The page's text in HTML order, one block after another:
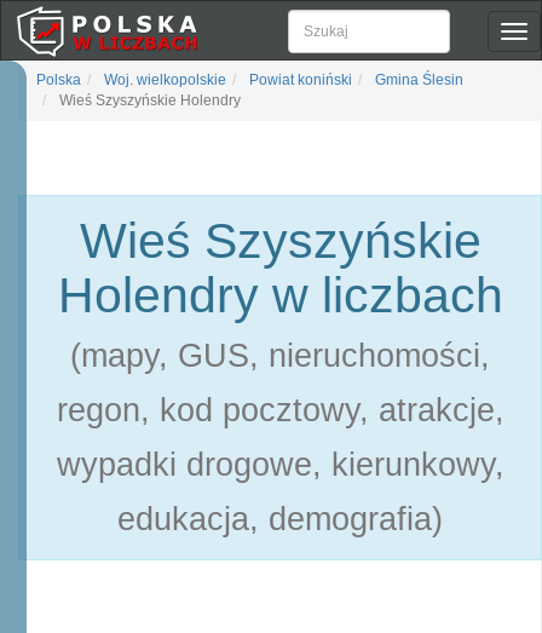
Polska Woj. wielkopolskie Powiat koniński
Gmina Ślesin
Wieś Szyszyńskie Holendry
Wieś Szyszyńskie
Holendry w liczbach
(mapy, GUS, nieruchomości,
regon, kod pocztowy, atrakcje,
wypadki drogowe, kierunkowy,
edukacja, demografia)